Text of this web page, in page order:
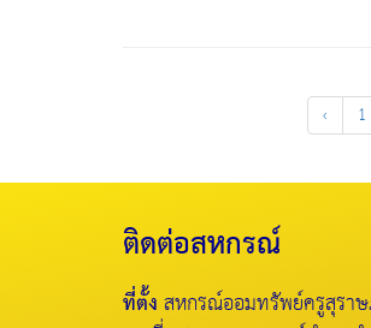
‹ 1
ติดต่อสหกรณ์
ที่ตั้งสหกรณ์ออมทรัพย์ครูสุรา